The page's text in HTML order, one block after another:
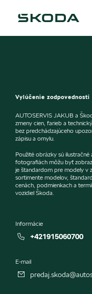
Vylúčenie zodpovednosti
AUTOSERVIS JAKUB a
zmeny cien, farieb a
bez predchádzajúceho
zápisu a omylu.
Použité obrázky sú
fotografiách môžu byť
je štandardom pre modely v
sortimente modelov,
cenách, podmienkach a
vozidiel Škoda.
Informácie
+421915060700
E-mail